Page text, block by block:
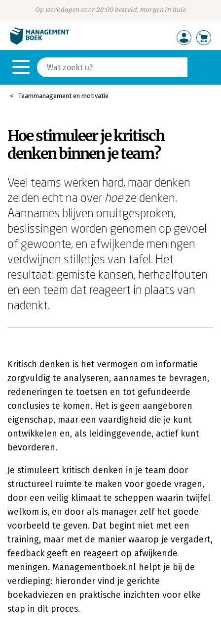
Op werkdagen voor 23:00 besteld, morgen in huis
Teammanagement en motivatie
Hoe stimuleer je kritisch
denken binnen je team?
Veel teams werken hard, maar denken
zelden echt na over hoeze denken.
Aannames blijven onuitgesproken,
beslissingen worden genomen op gevoel
of gewoonte, en afwijkende meningen
verdwijnen stilletjes van tafel. Het
resultaat: gemiste kansen, herhaalfouten
en een team dat reageert in plaats van
nadenkt.
Kritisch denken is het vermogen om informatie
zorgvuldig te analyseren, aannames te bevragen,
redeneringen te toetsen en tot gefundeerde
conclusies te komen. Het is geen aangeboren
eigenschap, maar een vaardigheid die je kunt
ontwikkelen en, als leidinggevende, actief kunt
bevorderen.
Je stimuleert kritisch denken in je team door
structureel ruimte te maken voor goede vragen,
door een veilig klimaat te scheppen waarin twijfel
welkom is, en door als manager zelf het goede
voorbeeld te geven. Dat begint niet met een
training, maar met de manier waarop je vergadert,
feedback geeft en reageert op afwijkende
meningen. Managementboek.nl helpt je bij de
verdieping: hieronder vind je gerichte
boekadviezen en praktische inzichten voor elke
stap in dit proces.